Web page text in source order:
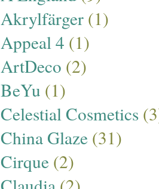
Akrylfärger (1)
Appeal 4 (1)
ArtDeco (2)
BeYu (1)
Celestial Cosmetics
China Glaze (31)
Cirque (2)